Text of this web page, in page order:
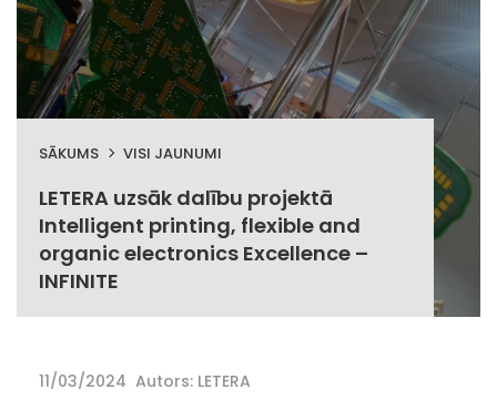
SĀKUMS VISI JAUNUMI
LETERA uzsāk dalību projektā
Intelligent printing, flexible and
organic electronics Excellence –
INFINITE
11/03/2024 Autors: LETERA